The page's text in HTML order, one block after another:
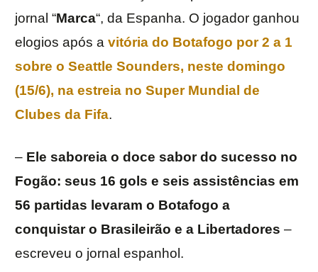
jornal “Marca“, da Espanha. O jogador ganhou
elogios após a vitória do Botafogo por 2 a 1
sobre o Seattle Sounders, neste domingo
(15/6), na estreia no Super Mundial de
Clubes da Fifa.
– Ele saboreia o doce sabor do sucesso no
Fogão: seus 16 gols e seis assistências em
56 partidas levaram o Botafogo a
conquistar o Brasileirão e a Libertadores –
escreveu o jornal espanhol.